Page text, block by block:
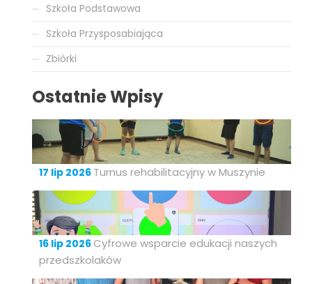
Szkoła Podstawowa
Szkoła Przysposabiająca
Zbiórki
Ostatnie Wpisy
17 lip 2026 Turnus rehabilitacyjny w Muszynie
16 lip 2026 Cyfrowe wsparcie edukacji naszych
przedszkolaków